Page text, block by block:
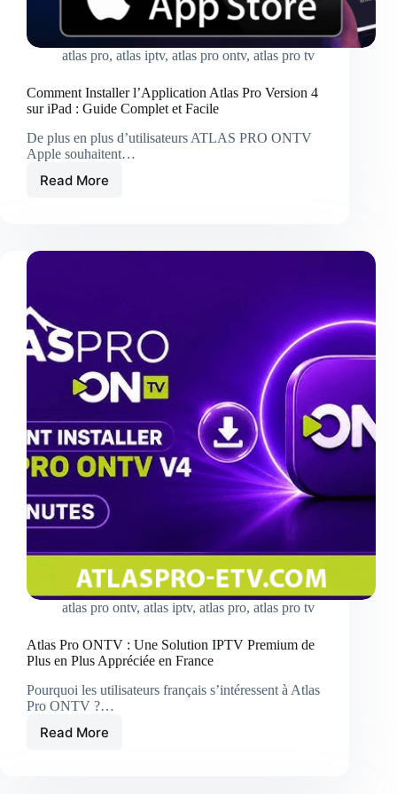
atlas pro, atlas iptv, atlas pro ontv, atlas pro tv
Comment Installer l’Application Atlas Pro Version 4
sur iPad : Guide Complet et Facile
De plus en plus d’utilisateurs ATLAS PRO ONTV
Apple souhaitent…
Read More
Comment
Pro
:
Guide
Complet
et
Facile
atlas pro ontv, atlas iptv, atlas pro, atlas pro tv
Atlas Pro ONTV : Une Solution IPTV Premium de
Plus en Plus Appréciée en France
Pourquoi les utilisateurs français s’intéressent à Atlas
Pro ONTV ?…
Read More
Atlas